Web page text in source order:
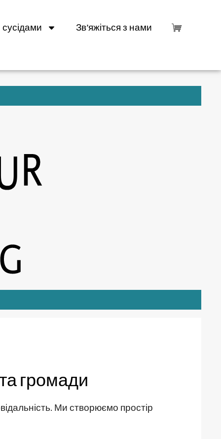
Зв’яжіться з нами
громади
Ми створюємо простір